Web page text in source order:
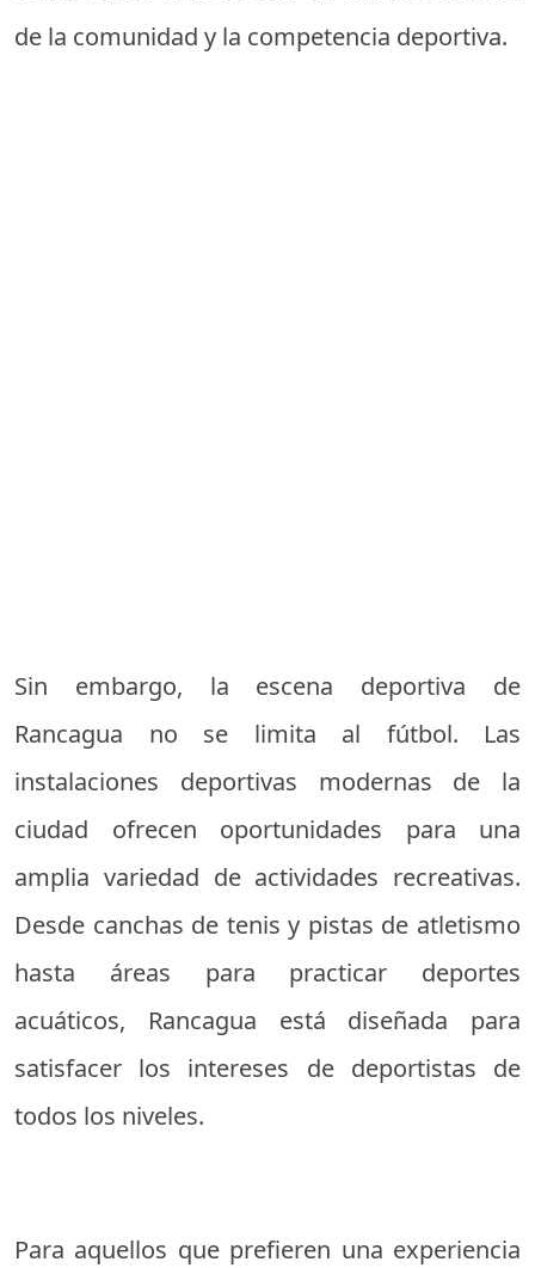
de la comunidad y la competencia deportiva.
Sin embargo, la escena deportiva de
Rancagua no se limita al fútbol. Las
instalaciones deportivas modernas de la
ciudad ofrecen oportunidades para una
amplia variedad de actividades recreativas.
Desde canchas de tenis y pistas de atletismo
hasta áreas para practicar deportes
acuáticos, Rancagua está diseñada para
satisfacer los intereses de deportistas de
todos los niveles.
Para aquellos que prefieren una experiencia